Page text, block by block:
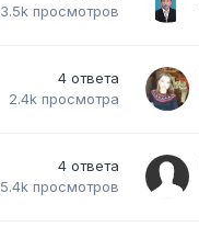
3.5k просмотров
4 ответа
2.4k просмотра
4 ответа
5.4k просмотров